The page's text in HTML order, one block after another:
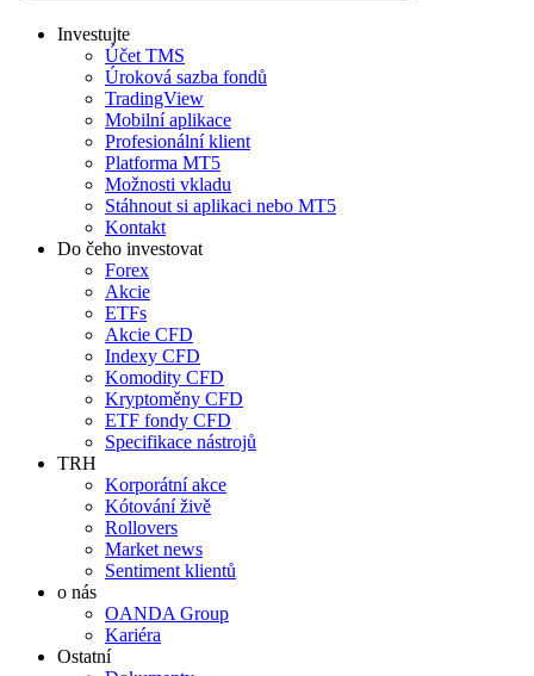
Investujte
Účet TMS
Úroková sazba fondů
TradingView
Mobilní aplikace
Profesionální klient
Platforma MT5
Možnosti vkladu
Stáhnout si aplikaci nebo MT5
Kontakt
Do čeho investovat
Forex
Akcie
ETFs
Akcie CFD
Indexy CFD
Komodity CFD
Kryptoměny CFD
ETF fondy CFD
Specifikace nástrojů
TRH
Korporátní akce
Kótování živě
Rollovers
Market news
Sentiment klientů
o nás
OANDA Group
Kariéra
Ostatní